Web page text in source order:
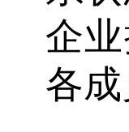
企
各